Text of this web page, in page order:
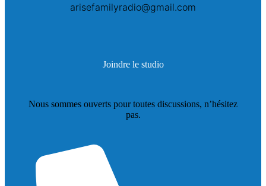
arisefamilyradio@gmail.com
Joindre le studio
Nous sommes ouverts pour toutes discussions, n’hésitez
pas.